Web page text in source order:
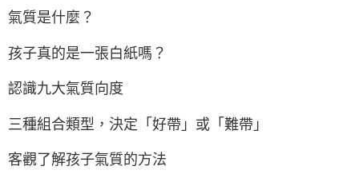
氣質是什麼？
孩子真的是一張白紙嗎？
認識九大氣質向度
三種組合類型，決定「好帶」或「難帶」
客觀了解孩子氣質的方法